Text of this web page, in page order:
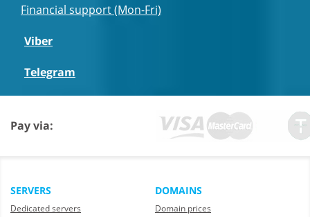
Financial support (Mon-Fri)
Viber
Telegram
Pay via:
SERVERS
Dedicated servers
DOMAINS
Domain prices